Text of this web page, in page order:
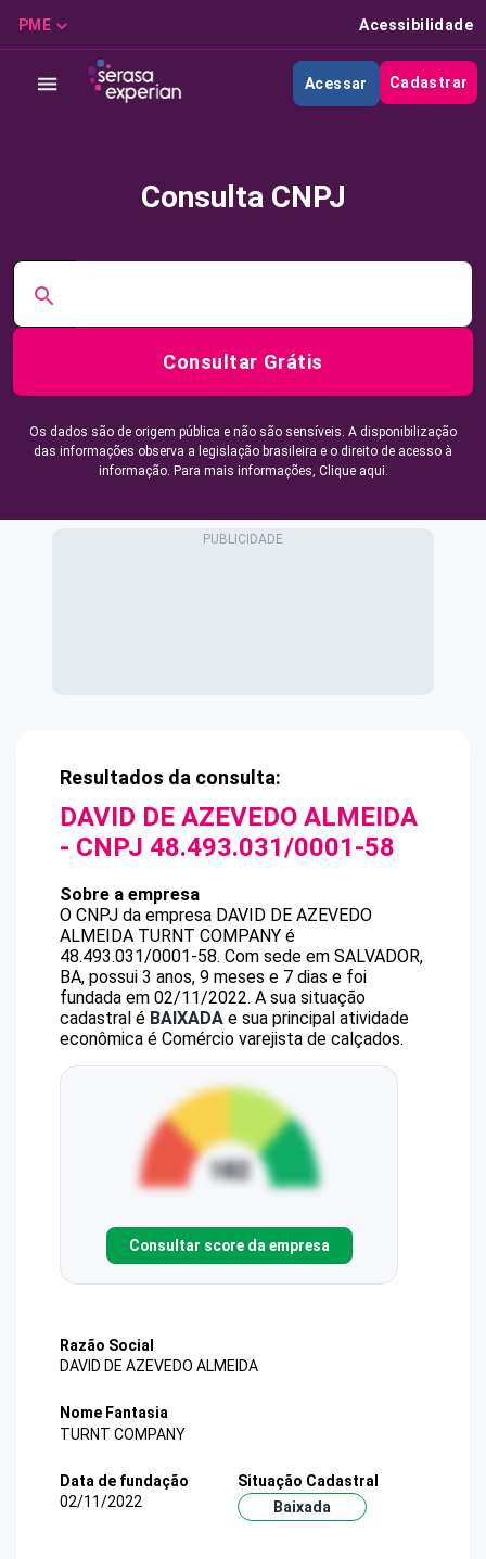
PME Acessibilidade
Acessar Cadastrar
Consulta CNPJ
Consultar Grátis
Os dados são de origem pública e não são sensíveis. A disponibilização
das informações observa a legislação brasileira e o direito de acesso à
informação. Para mais informações, Clique aqui.
Resultados da consulta:
DAVID DE AZEVEDO ALMEIDA
- CNPJ 48.493.031/0001-58
Sobre a empresa
O CNPJ da empresa DAVID DE AZEVEDO
ALMEIDA TURNT COMPANY é
48.493.031/0001-58. Com sede em SALVADOR,
BA, possui 3 anos, 9 meses e 7 dias e foi
fundada em 02/11/2022. A sua situação
cadastral é BAIXADA e sua principal atividade
econômica é Comércio varejista de calçados.
Consultar score da empresa
Razão Social
DAVID DE AZEVEDO ALMEIDA
Nome Fantasia
TURNT COMPANY
Data de fundação
02/11/2022
Situação Cadastral
Baixada